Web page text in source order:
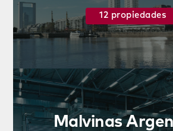
12 propiedades
Malvinas